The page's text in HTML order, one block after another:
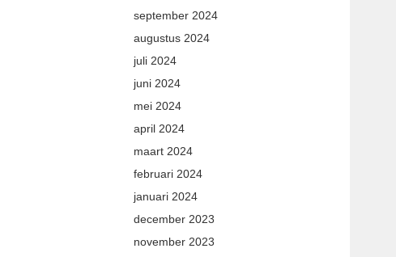
september 2024
augustus 2024
juli 2024
juni 2024
mei 2024
april 2024
maart 2024
februari 2024
januari 2024
december 2023
november 2023